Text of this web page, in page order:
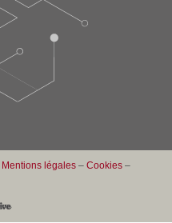
Mentions légales– Cookies–